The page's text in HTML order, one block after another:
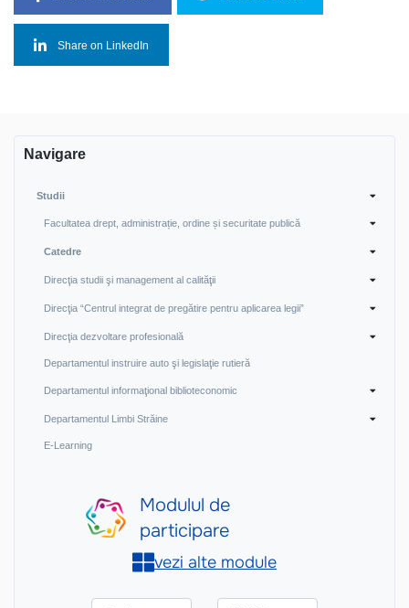
Share on LinkedIn
Navigare
Studii
Facultatea drept, administrație, ordine și securitate publică
Catedre
Direcţia studii şi management al calităţii
Direcţia “Centrul integrat de pregătire pentru aplicarea legii”
Direcţia dezvoltare profesională
Departamentul instruire auto şi legislaţie rutieră
Departamentul informaţional biblioteconomic
Departamentul Limbi Străine
E-Learning